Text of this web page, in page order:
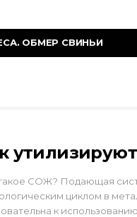
ОБМЕР СВИНЬИ
СОЖ? Подающая
циклом в
к